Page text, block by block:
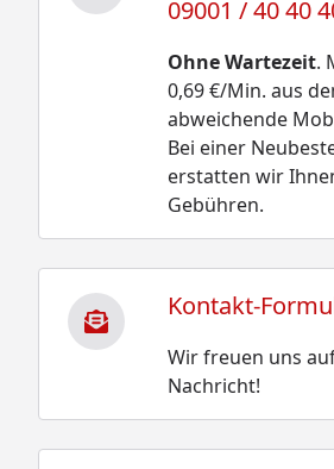
09001 / 40 40
Ohne Wartezeit.
0,69 €/Min. aus
abweichende
Bei einer
erstatten wir
Gebühren.
Kontakt-
Wir freuen uns
Nachricht!